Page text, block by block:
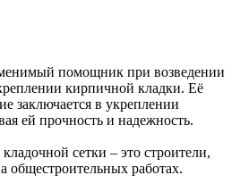
помощник при возведении
кирпичной кладки. Её
заключается в укреплении
ей прочность и надежность.
сетки – это строители,
общестроительных работах.